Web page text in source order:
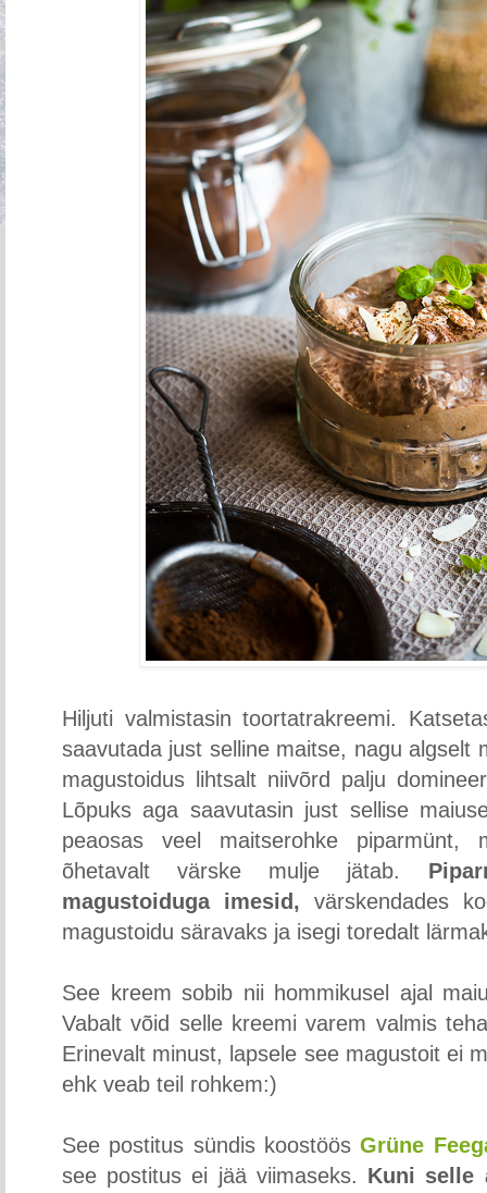
Hiljuti valmistasin toortatrakreemi.
saavutada just selline maitse, nagu algselt
magustoidus lihtsalt niivõrd palju
Lõpuks aga saavutasin just sellise
peaosas veel maitserohke piparmünt,
õhetavalt värske mulje jätab.
magustoiduga imesid, värskendades
magustoidu säravaks ja isegi toredalt
See kreem sobib nii hommikusel ajal
Vabalt võid selle kreemi varem valmis
Erinevalt minust, lapsele see magustoit ei
ehk veab teil rohkem:)
See postitus sündis koostöösGrüne
see postitus ei jää viimaseks. Kuni selle